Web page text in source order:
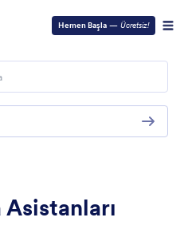
Hemen Başla — Ücretsiz!